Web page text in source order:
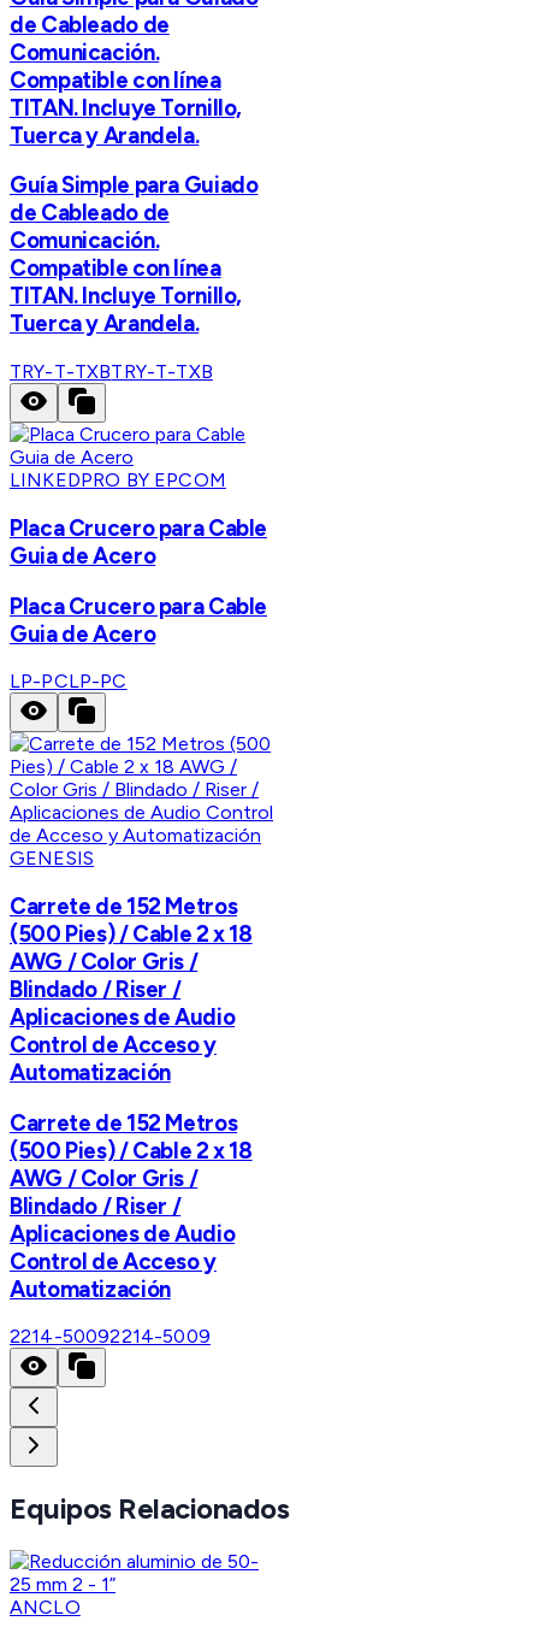
de Cableado de
Comunicación.
Compatible con línea
TITAN. Incluye Tornillo,
Tuerca y Arandela.
Guía Simple para Guiado
de Cableado de
Comunicación.
Compatible con línea
TITAN. Incluye Tornillo,
Tuerca y Arandela.
TRY-T-TXBTRY-T-TXB
LINKEDPRO BY EPCOM
Placa Crucero para Cable
Guia de Acero
Placa Crucero para Cable
Guia de Acero
LP-PCLP-PC
GENESIS
Carrete de 152 Metros
(500 Pies) / Cable 2 x 18
AWG / Color Gris /
Blindado / Riser /
Aplicaciones de Audio
Control de Acceso y
Automatización
Carrete de 152 Metros
(500 Pies) / Cable 2 x 18
AWG / Color Gris /
Blindado / Riser /
Aplicaciones de Audio
Control de Acceso y
Automatización
2214-50092214-5009
Equipos Relacionados
ANCLO